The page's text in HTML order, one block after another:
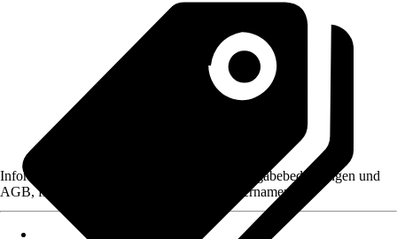
Informationen des Verkäufers, wie z. B. Rückgabebedingungen und
AGB, finden Sie bei Klick auf den Verkäufernamen.